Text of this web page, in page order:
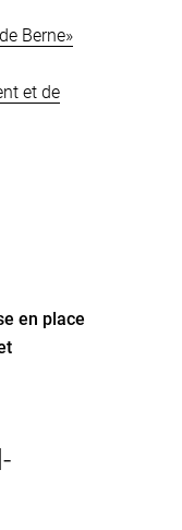
Berne»
et de
en place